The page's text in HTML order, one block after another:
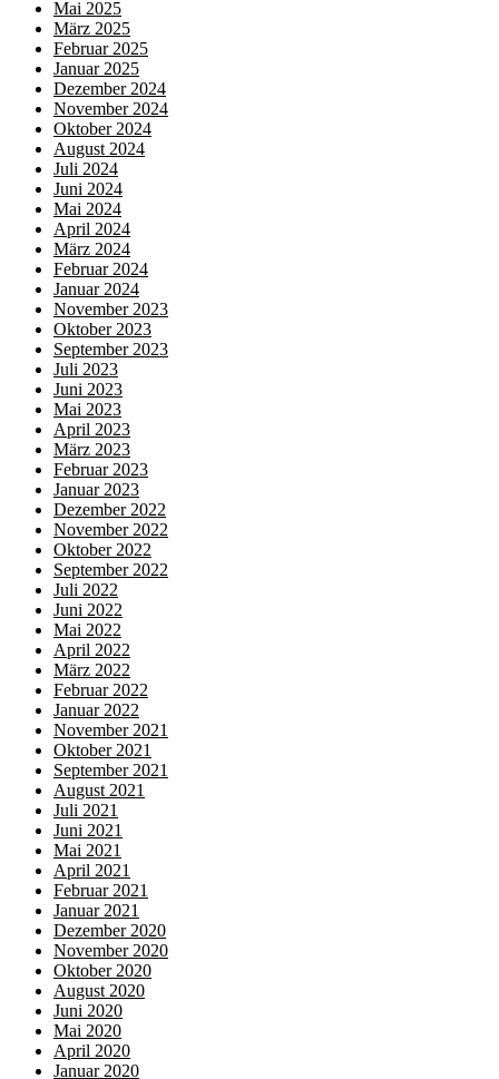
Mai 2025
März 2025
Februar 2025
Januar 2025
Dezember 2024
November 2024
Oktober 2024
August 2024
Juli 2024
Juni 2024
Mai 2024
April 2024
März 2024
Februar 2024
Januar 2024
November 2023
Oktober 2023
September 2023
Juli 2023
Juni 2023
Mai 2023
April 2023
März 2023
Februar 2023
Januar 2023
Dezember 2022
November 2022
Oktober 2022
September 2022
Juli 2022
Juni 2022
Mai 2022
April 2022
März 2022
Februar 2022
Januar 2022
November 2021
Oktober 2021
September 2021
August 2021
Juli 2021
Juni 2021
Mai 2021
April 2021
Februar 2021
Januar 2021
Dezember 2020
November 2020
Oktober 2020
August 2020
Juni 2020
Mai 2020
April 2020
Januar 2020